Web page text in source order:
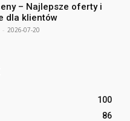
– Najlepsze oferty i
dla klientów
- 2026-07-20
100
86